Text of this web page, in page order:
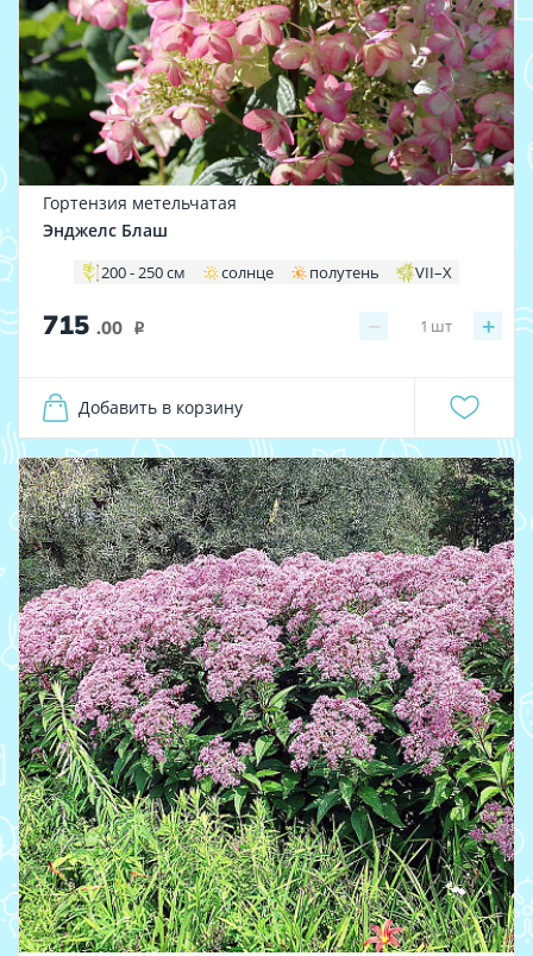
Гортензия метельчатая
Энджелс Блаш
200 - 250 см солнце полутень VII–X
715 .00 i − +
1 шт
Добавить в корзину